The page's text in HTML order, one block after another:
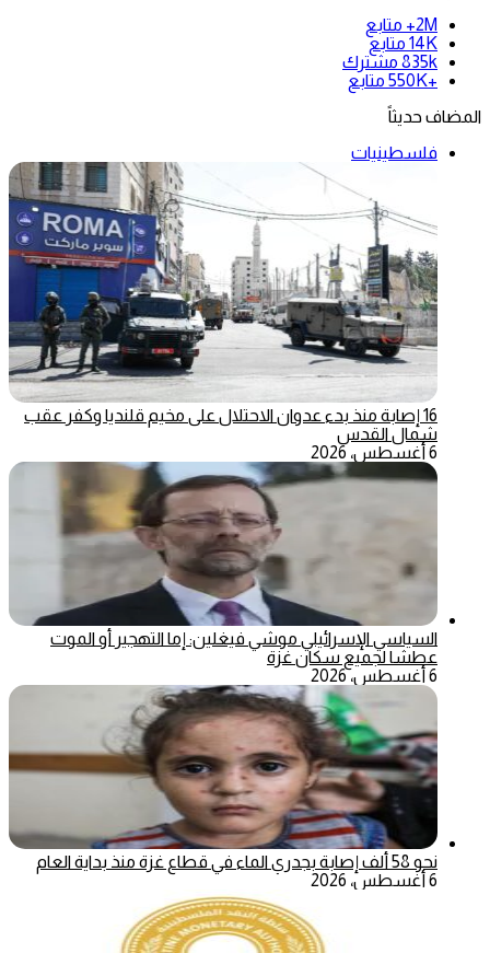
2M+
متابع
14K متابع
835k مشترك
+550K
متابع
المضاف حديثاً
فلسطينيات
16 إصابة منذ بدء عدوان الاحتلال على مخيم قلنديا وكفر عقب
شمال القدس
6 أغسطس، 2026
السياسي الإسرائيلي موشي فيغلين: إما التهجير أو الموت
عطشا لجميع سكان غزة
6 أغسطس، 2026
نحو 58 ألف إصابة بجدري الماء في قطاع غزة منذ بداية العام
6 أغسطس، 2026